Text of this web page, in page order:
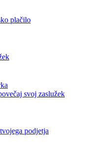
plačilo
svoj zaslužek
podjetja